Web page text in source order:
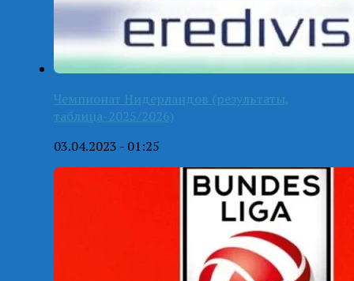
Чемпионат Нидерландов (результаты,
таблица-2025/2026)
03.04.2023 - 01:25